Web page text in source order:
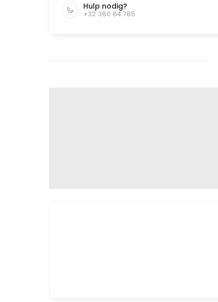
Hulp nodig?
+32 380 84 785